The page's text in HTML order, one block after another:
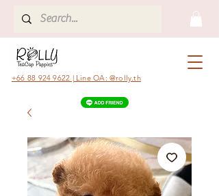
+66 88 924 9622 | Line OA: @rolly.th